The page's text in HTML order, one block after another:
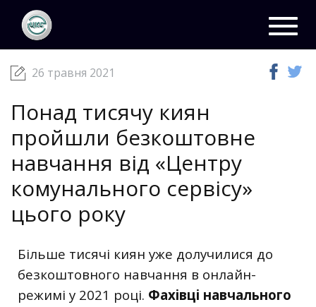
ЦКС
26 травня 2021
Понад тисячу киян
пройшли безкоштовне
навчання від «Центру
комунального сервісу»
цього року
Більше тисячі киян уже долучилися до
безкоштовного навчання в онлайн-
режимі у 2021 році. Фахівці навчального